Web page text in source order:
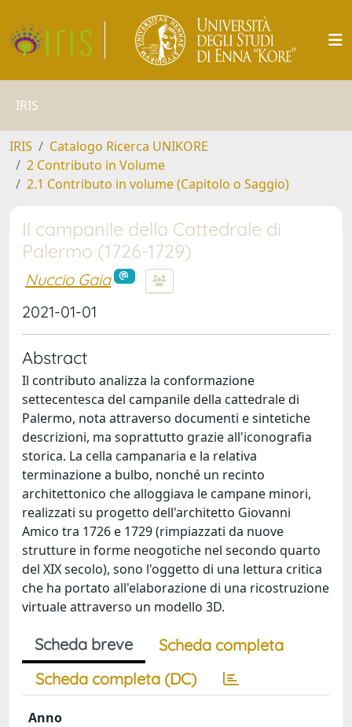
IRIS
IRIS
Catalogo Ricerca UNIKORE
2 Contributo in Volume
2.1 Contributo in volume (Capitolo o Saggio)
Il campanile della Cattedrale di
Palermo (1726-1729)
Nuccio Gaia
2021-01-01
Abstract
Il contributo analizza la conformazione
settecentesca del campanile della cattedrale di
Palermo, nota attraverso documenti e sintetiche
descrizioni, ma soprattutto grazie all'iconografia
storica. La cella campanaria e la relativa
terminazione a bulbo, nonché un recinto
architettonico che alloggiava le campane minori,
realizzati su progetto dell'architetto Giovanni
Amico tra 1726 e 1729 (rimpiazzati da nuove
strutture in forme neogotiche nel secondo quarto
del XIX secolo), sono l'oggetto di una lettura critica
che ha portato all'elaborazione di una ricostruzione
virtuale attraverso un modello 3D.
Scheda breve
Scheda completa
Scheda completa (DC)
Anno